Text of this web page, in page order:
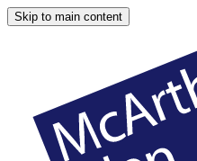
Skip to main content